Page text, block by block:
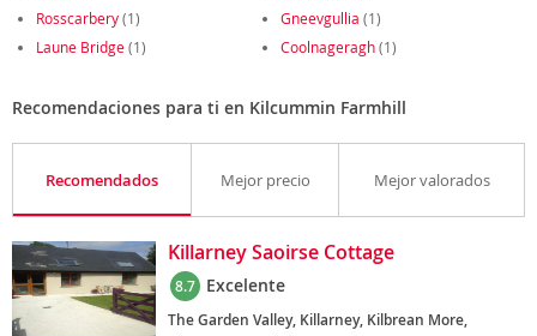
Rosscarbery(1) Gneevgullia (1)
Laune Bridge(1) Coolnageragh(1)
Recomendaciones para ti en Kilcummin Farmhill
Recomendados Mejor precio Mejor valorados
Killarney Saoirse Cottage
8.7 Excelente
The Garden Valley, Killarney, Kilbrean More,